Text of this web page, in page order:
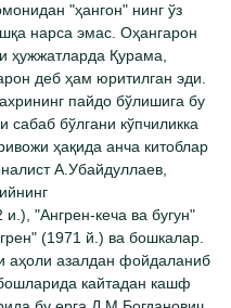
"ҳангон" нинг ўз
нарса эмас. Оҳангарон
ҳужжатларда Қурама,
деб ҳам юритилган эди.
пайдо бўлишига бу
сабаб бўлгани кўпчиликка
ҳақида анча китоблар
А.Убайдуллаев,
"Ангрен-кеча ва бугун"
(1971 й.) ва бошкалар.
аҳоли азалдан фойдаланиб
кайтадан кашф